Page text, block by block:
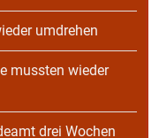
umdrehen
mussten wieder
drei Wochen